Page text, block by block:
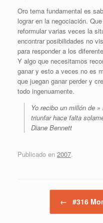
Oro tema fundamental es
lograr en la negociación.
reformular varias veces la
encontrar posibilidades no
para responder a los
Y algo que necesitamos
ganar y esto a veces no es
que juegan ganar perder y
todo ingenuamente.
Yo recibo un millón de
triunfar hace falta
Diane Bennett
Publicado en 2007.
← #316